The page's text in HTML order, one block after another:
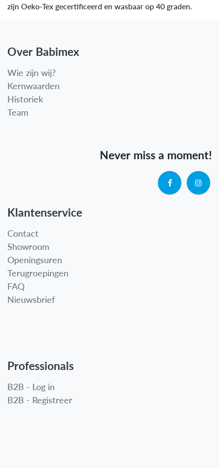
zijn Oeko-Tex gecertificeerd en wasbaar op 40 graden.
Over Babimex
Wie zijn wij?
Kernwaarden
Historiek
Team
Never miss a moment!
Klantenservice
Contact
Showroom
Openingsuren
Terugroepingen
FAQ
Nieuwsbrief
Professionals
B2B - Log in
B2B - Registreer